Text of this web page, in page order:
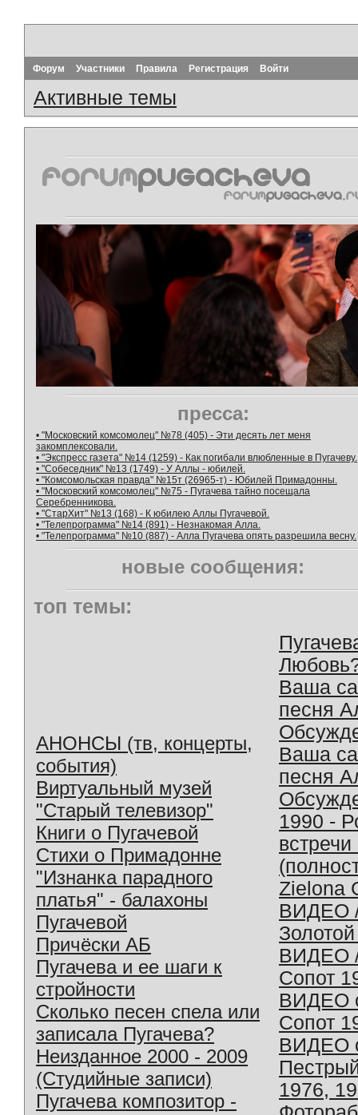
Форум Участники Правила Регистрация Войти
Активные темы
пресса:
• "Московский комсомолец" №78 (405) - Эти десять лет меня
закомплексовали.
• "Экспресс газета" №14 (1259) - Как погибали влюбленные в Пугачеву.
• "Собеседник" №13 (1749) - У Аллы - юбилей.
• "Комсомольская правда" №15т (26965-т) - Юбилей Примадонны.
• "Московский комсомолец" №75 - Пугачева тайно посещала
Серебренникова.
• "СтарХит" №13 (168) - К юбилею Аллы Пугачевой.
• "Телепрограмма" №14 (891) - Незнакомая Алла.
• "Телепрограмма" №10 (887) - Алла Пугачева опять разрешила весну.
новые сообщения:
топ темы:
АНОНСЫ (тв, концерты,
события)
Виртуальный музей
"Старый телевизор"
Книги о Пугачевой
Стихи о Примадонне
"Изнанка парадного
платья" - балахоны
Пугачевой
Причёски АБ
Пугачева и ее шаги к
стройности
Сколько песен спела или
записала Пугачева?
Неизданное 2000 - 2009
(Студийные записи)
Пугачева композитор -
Ваша
песня
Ваша
песня
1990 -
Zielona
ВИДЕО
ВИДЕО
Сопот
ВИДЕО
Сопот
ВИДЕО
1976,